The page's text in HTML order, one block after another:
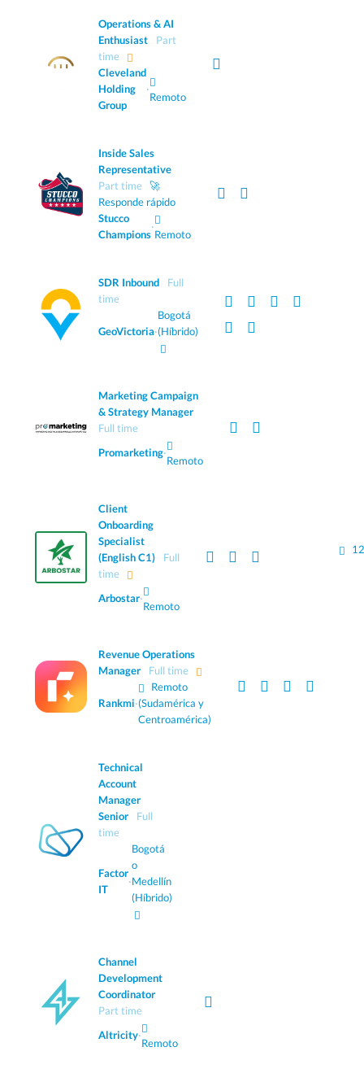
Operations & AI
Enthusiast
Part
time
Cleveland
Holding
Group
·
Remoto
Inside Sales
Representative
Part time
🚀
Responde rápido
Stucco
Champions
·
Remoto
SDR Inbound
Full
time
GeoVictoria·
Bogotá
(Híbrido)
Marketing Campaign
& Strategy Manager
Full time
Promarketing·
Remoto
Client
Onboarding
Specialist
(English C1)
Full
time
Arbostar·
Remoto
Revenue Operations
Manager
Full time
Rankmi·
Remoto
(Sudamérica y
Centroamérica)
Technical
Account
Manager
Senior
Full
time
Factor
IT
·
Bogotá
o
Medellín
(Híbrido)
Channel
Development
Coordinator
Part time
Altricity·
Remoto